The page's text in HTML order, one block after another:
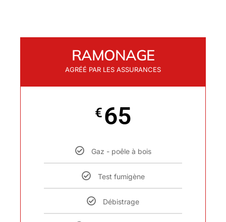
RAMONAGE
AGRÉÉ PAR LES ASSURANCES
€ 65
Gaz - poêle à bois
Test fumigène
Débistrage